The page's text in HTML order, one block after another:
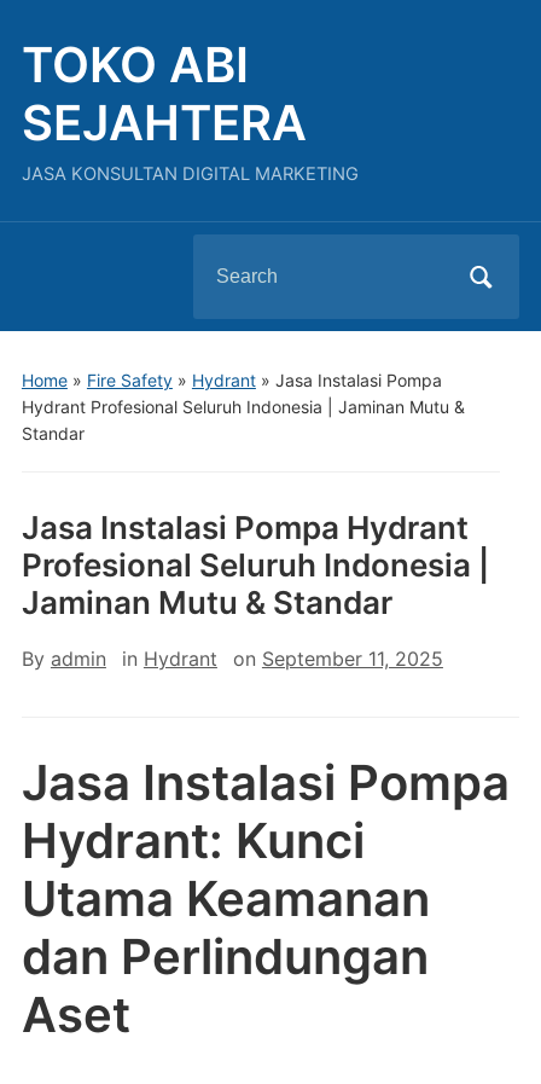
TOKO ABI
SEJAHTERA
JASA KONSULTAN DIGITAL MARKETING
for:
Home» Fire Safety» Hydrant» Jasa Instalasi Pompa
Hydrant Profesional Seluruh Indonesia | Jaminan Mutu &
Standar
Jasa Instalasi Pompa Hydrant
Profesional Seluruh Indonesia |
Jaminan Mutu & Standar
By admin in Hydrant on September 11, 2025
Jasa Instalasi Pompa
Hydrant: Kunci
Utama Keamanan
dan Perlindungan
Aset